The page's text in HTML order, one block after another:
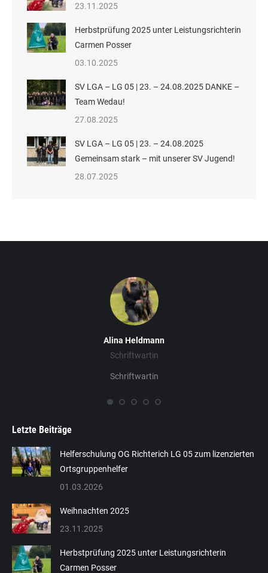
23.11.2025
Herbstprüfung 2025 unter Leistungsrichterin
Carmen Posser
03.10.2025
SV LGA – LG 05 | 23. – 24.08.2025 DANKE –
Team Wedau!
27.08.2025
SV LGA – LG 05 | 23. – 24.08.2025
Gemeinsam stark – mit unserer SV Jugend!
28.07.2025
Alina Heldmann
Schriftwartin
Schriftwartin
Letzte Beiträge
Helferschulung OG Richterich LG 05 zum lizenzierten
Ortsgruppenhelfer
01.03.2026
Weihnachten 2025
23.11.2025
Herbstprüfung 2025 unter Leistungsrichterin
Carmen Posser